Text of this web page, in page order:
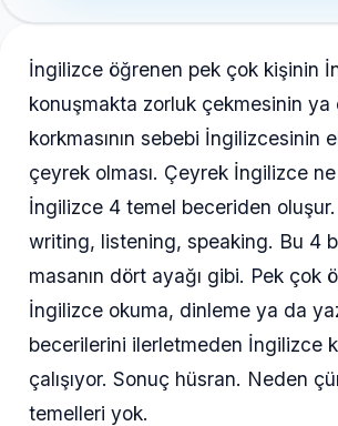
İngilizce öğrenen pek çok kişinin
konuşmakta zorluk çekmesinin ya
korkmasının sebebi İngilizcesinin
çeyrek olması. Çeyrek İngilizce
İngilizce 4 temel beceriden
writing, listening, speaking. Bu 4
masanın dört ayağı gibi. Pek çok
İngilizce okuma, dinleme ya da
becerilerini ilerletmeden İngilizce
çalışıyor. Sonuç hüsran. Neden
temelleri yok.